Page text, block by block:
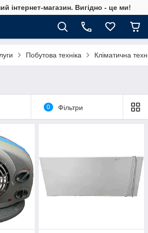
iнтернет-магазин. Вигiдно - це ми!
Побутова техніка Кліматична
0 Фільтри